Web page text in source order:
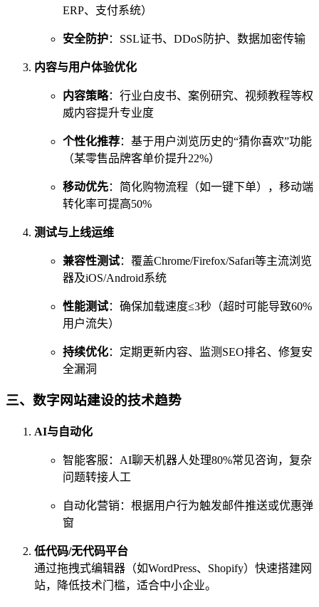
ERP、支付系统）
安全防护：SSL证书、DDoS防护、数据加密传输
内容与用户体验优化
内容策略：行业白皮书、案例研究、视频教程等权
威内容提升专业度
个性化推荐：基于用户浏览历史的“猜你喜欢”功能
（某零售品牌客单价提升22%）
移动优先：简化购物流程（如一键下单），移动端
转化率可提高50%
测试与上线运维
兼容性测试：覆盖Chrome/Firefox/Safari等主流浏览
器及iOS/Android系统
性能测试：确保加载速度≤3秒（超时可能导致60%
用户流失）
持续优化：定期更新内容、监测SEO排名、修复安
全漏洞
三、数字网站建设的技术趋势
AI与自动化
智能客服：AI聊天机器人处理80%常见咨询，复杂
问题转接人工
自动化营销：根据用户行为触发邮件推送或优惠弹
窗
低代码/无代码平台
通过拖拽式编辑器（如WordPress、Shopify）快速搭建网
站，降低技术门槛，适合中小企业。